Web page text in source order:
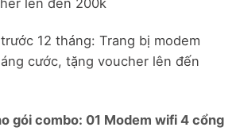
12 tháng: Trang bị modem
cước, tặng voucher lên đến
gói combo: 01 Modem wifi 4 cổng